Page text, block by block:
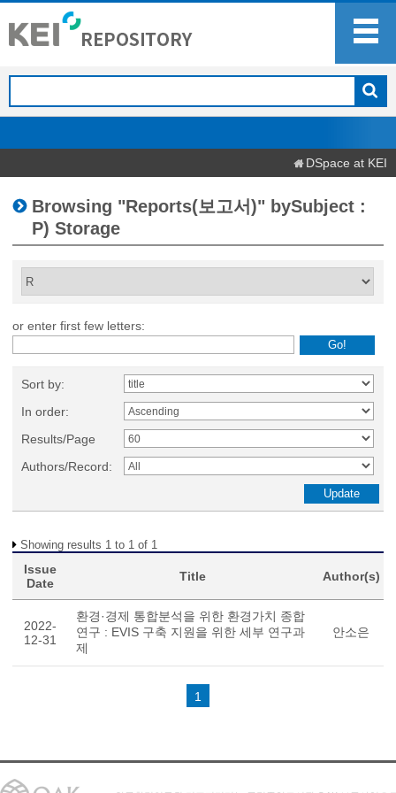
DSpace at KEI
Browsing "Reports(보고서)" bySubject :
P) Storage
or enter first few letters:
Sort by:
In order:
Results/Page
Authors/Record:
Showing results 1 to 1 of 1
Issue
Date
Title Author(s)
2022-
12-31
환경·경제 통합분석을 위한 환경가치 종합
연구 : EVIS 구축 지원을 위한 세부 연구과
제
안소은
1